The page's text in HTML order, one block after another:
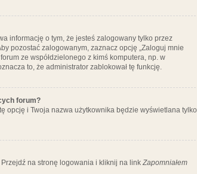
informację o tym, że jesteś zalogowany tylko przez
pozostać zalogowanym, zaznacz opcję „Zaloguj mnie
ze współdzielonego z kimś komputera, np. w
to, że administrator zablokował tę funkcję.
forum?
tę opcję i Twoja nazwa użytkownika będzie wyświetlana tylko
na stronę logowania i kliknij na link Zapomniałem